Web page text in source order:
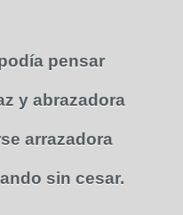
pensar
y abrazadora
arrazadora
sin cesar.